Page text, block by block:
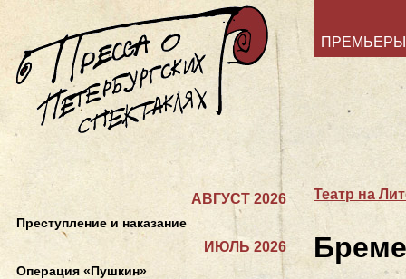
ПРЕМЬЕРЫ
Театр на
АВГУСТ 2026
Преступление и наказание
ИЮЛЬ 2026
Операция «Пушкин»